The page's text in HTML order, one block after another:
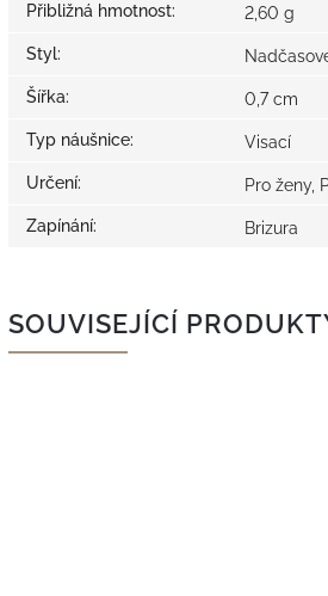
Přibližná hmotnost: 2,60 g
Styl:
Šířka: 0,7 cm
Typ náušnice: Visací
Určení: Pro ženy,
Zapínání: Brizura
SOUVISEJÍCÍ